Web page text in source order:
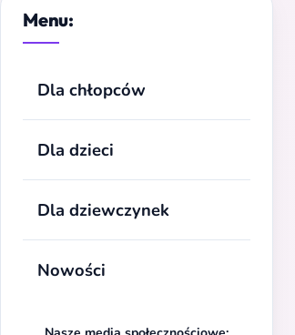
Menu:
Dla chłopców
Dla dzieci
Dla dziewczynek
Nowości